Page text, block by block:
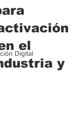
Digital
el
y